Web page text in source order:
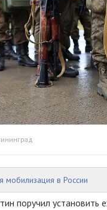
мобилизация в России
поручил установить